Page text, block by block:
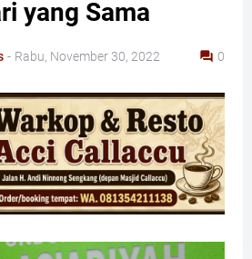
yang Sama
- Rabu, November 30, 2022 0